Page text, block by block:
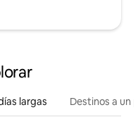
largas Destinos a un